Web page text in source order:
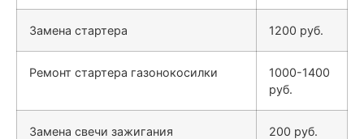
Замена стартера 1200 руб.
Ремонт стартера газонокосилки
1000-1400
руб.
Замена свечи зажигания 200 руб.